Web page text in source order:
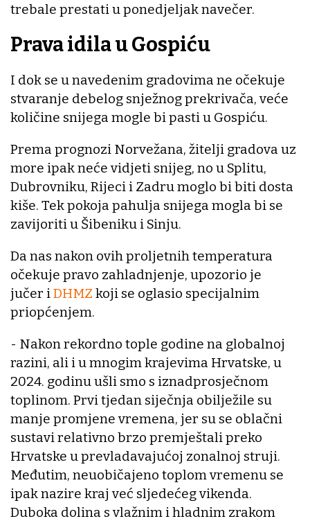
trebale prestati u ponedjeljak navečer.
Prava idila u Gospiću
I dok se u navedenim gradovima ne očekuje
stvaranje debelog snježnog prekrivača, veće
količine snijega mogle bi pasti u Gospiću.
Prema prognozi Norvežana, žitelji gradova uz
more ipak neće vidjeti snijeg, no u Splitu,
Dubrovniku, Rijeci i Zadru moglo bi biti dosta
kiše. Tek pokoja pahulja snijega mogla bi se
zavijoriti u Šibeniku i Sinju.
Da nas nakon ovih proljetnih temperatura
očekuje pravo zahladnjenje, upozorio je
jučer i DHMZ koji se oglasio specijalnim
priopćenjem.
- Nakon rekordno tople godine na globalnoj
razini, ali i u mnogim krajevima Hrvatske, u
2024. godinu ušli smo s iznadprosječnom
toplinom. Prvi tjedan siječnja obilježile su
manje promjene vremena, jer su se oblačni
sustavi relativno brzo premještali preko
Hrvatske u prevladavajućoj zonalnoj struji.
Međutim, neuobičajeno toplom vremenu se
ipak nazire kraj već sljedećeg vikenda.
Duboka dolina s vlažnim i hladnim zrakom